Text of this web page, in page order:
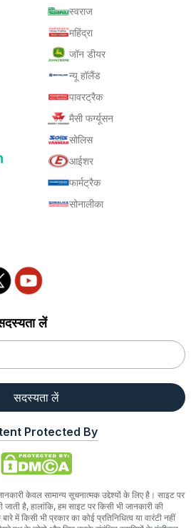
स्वराज
महिंद्रा
जॉन डीयर
न्यू हॉलैंड
पावरट्रैक
मैसी फर्ग्यूसन
सोलिस
आईशर
फार्मट्रैक
सोनालीका
लें
सदस्यता लें
Protected By
केवल सामान्य सूचनात्मक उद्देश्यों के लिए है। साइट पर
जाती है, हालांकि, हम साइट पर किसी भी जानकारी की
में किसी भी प्रकार का कोई प्रतिनिधित्व या वारंटी नहीं